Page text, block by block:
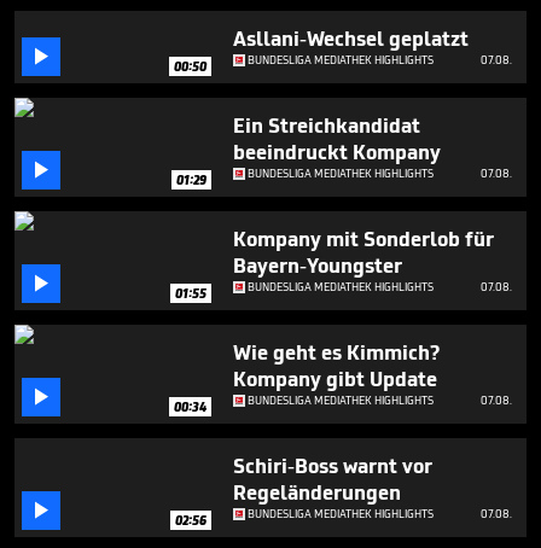
1
 00:50
Asllani-Wechsel geplatzt
BUNDESLIGA MEDIATHEK HIGHLIGHTS 07.08.
 01:29
Ein Streichkandidat
beeindruckt Kompany
BUNDESLIGA MEDIATHEK HIGHLIGHTS 07.08.
 01:55
Kompany mit Sonderlob für
Bayern-Youngster
BUNDESLIGA MEDIATHEK HIGHLIGHTS 07.08.
 00:34
Wie geht es Kimmich?
Kompany gibt Update
BUNDESLIGA MEDIATHEK HIGHLIGHTS 07.08.
 02:56
Schiri-Boss warnt vor
Regeländerungen
BUNDESLIGA MEDIATHEK HIGHLIGHTS 07.08.